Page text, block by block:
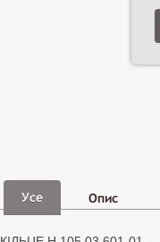
Усе Опис